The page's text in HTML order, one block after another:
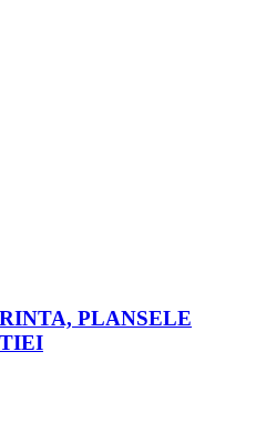
PLANSELE